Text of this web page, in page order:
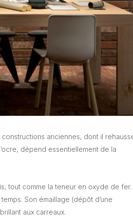
anciennes, dont il
dépend essentiellement de la
tout comme la teneur en oxyde de fer.
Son émaillage (dépôt d’une
aux carreaux.